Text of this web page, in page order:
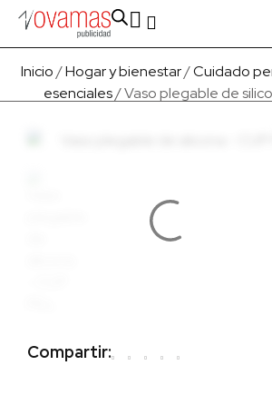
Inicio/Hogar y bienestar/Cuidado
esenciales/ Vaso plegable de
Compartir: